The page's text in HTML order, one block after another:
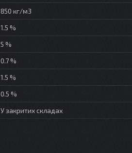
850 кг/м3
1.5 %
5 %
0.7 %
1.5 %
0.5 %
У закритих складах